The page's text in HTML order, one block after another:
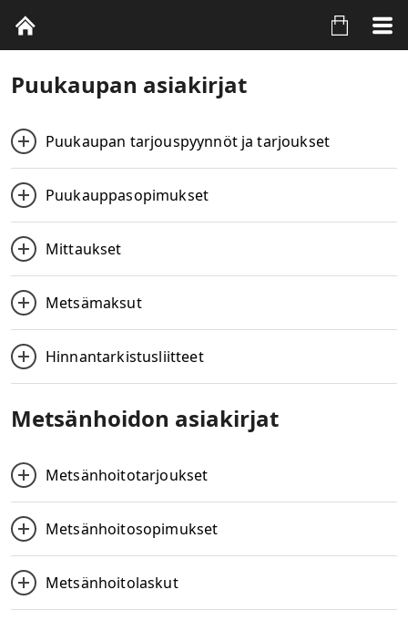
Puukaupan asiakirjat
Puukaupan tarjouspyynnöt ja tarjoukset
Puukauppasopimukset
Mittaukset
Metsämaksut
Hinnantarkistusliitteet
Metsänhoidon asiakirjat
Metsänhoitotarjoukset
Metsänhoitosopimukset
Metsänhoitolaskut